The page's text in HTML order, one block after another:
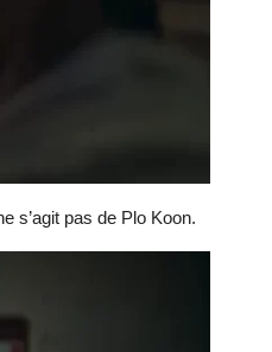
s’agit pas de Plo Koon.